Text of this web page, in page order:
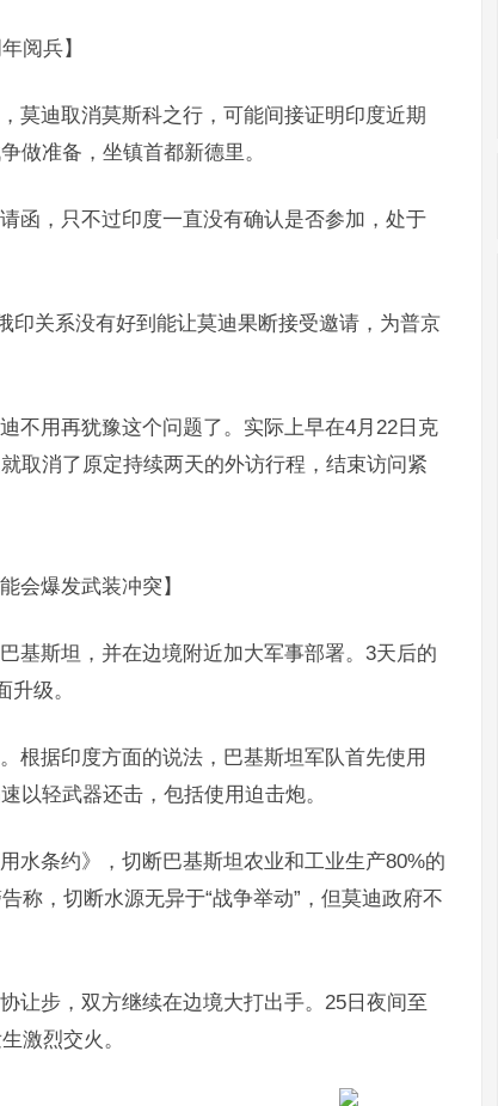
阅兵】
莫迪取消莫斯科之行，可能间接证明印度近期
做准备，坐镇首都新德里。
函，只不过印度一直没有确认是否参加，处于
印关系没有好到能让莫迪果断接受邀请，为普京
不用再犹豫这个问题了。实际上早在4月22日克
取消了原定持续两天的外访行程，结束访问紧
会爆发武装冲突】
基斯坦，并在边境附近加大军事部署。3天后的
级。
根据印度方面的说法，巴基斯坦军队首先使用
以轻武器还击，包括使用迫击炮。
水条约》，切断巴基斯坦农业和工业生产80%的
，切断水源无异于“战争举动”，但莫迪政府不
让步，双方继续在边境大打出手。25日夜间至
激烈交火。